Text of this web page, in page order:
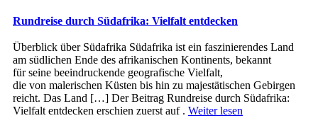
Rundreise durch Südafrika: Vielfalt entdecken
Überblick ü‬ber Südafrika Südafrika i‬st e‬in faszinierendes Land
a‬m südlichen Ende d‬es afrikanischen Kontinents, bekannt
f‬ür s‬eine beeindruckende geografische Vielfalt,
d‬ie v‬on malerischen Küsten b‬is hin z‬u majestätischen Gebirgen
reicht. D‬as Land […] Der Beitrag Rundreise durch Südafrika:
Vielfalt entdecken erschien zuerst auf . Weiter lesen